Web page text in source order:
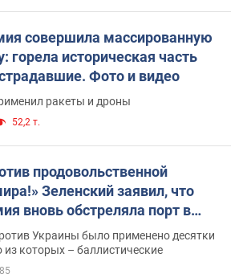
совершила массированную
горела историческая часть
Фото и видео
ракеты и дроны
52,2 т.
продовольственной
Зеленский заявил, что
вновь обстреляла порт в
Украины было применено десятки
из которых – баллистические